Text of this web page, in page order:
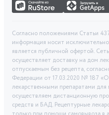
Согласно положениями Статьи
информация носит
является публичной офертой.
осуществляет доставку на дом
отпускаемым без рецепта,
Федерации от 17.03.2020 № 187
лекарственными препаратами
осуществляем дистанционную
средств и БАД. Рецептурные